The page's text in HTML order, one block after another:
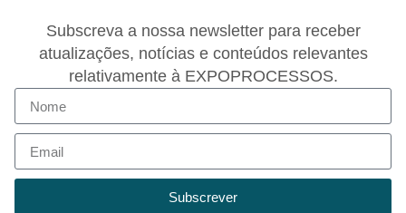
Subscreva a nossa newsletter para receber
atualizações, notícias e conteúdos relevantes
relativamente à EXPOPROCESSOS.
Subscrever